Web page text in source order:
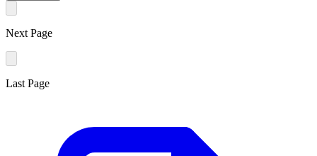
Next Page
Last Page